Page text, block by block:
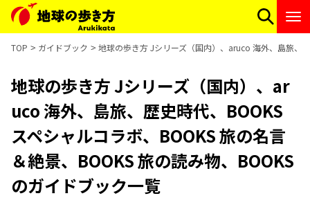
TOP ガイドブック 地球の歩き方 Jシリーズ（国内）、aruco 海外、島旅、
地球の歩き方 Jシリーズ（国内）、ar
uco 海外、島旅、歴史時代、BOOKS
スペシャルコラボ、BOOKS 旅の名言
＆絶景、BOOKS 旅の読み物、BOOKS
のガイドブック一覧